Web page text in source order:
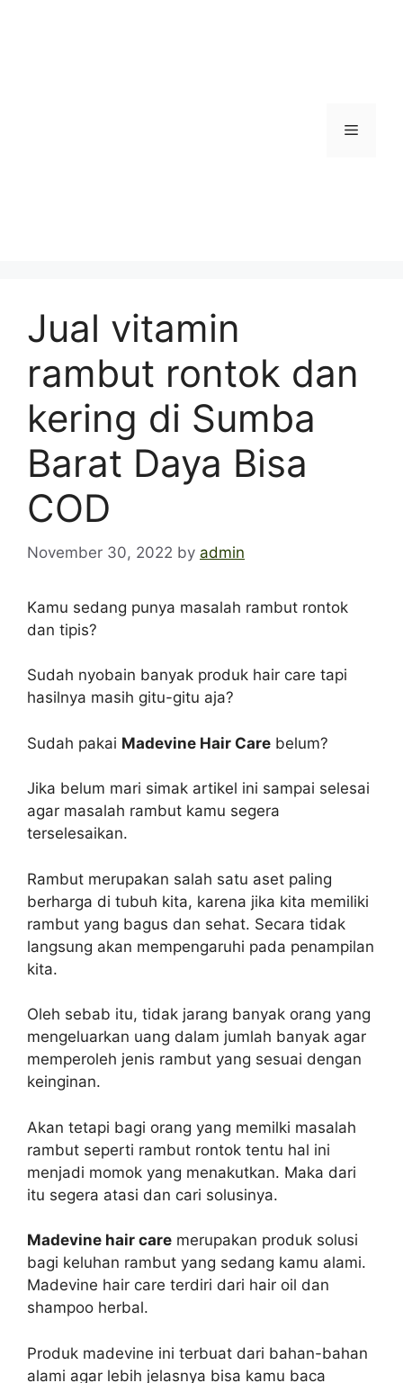
Menu
Jual vitamin
rambut rontok dan
kering di Sumba
Barat Daya Bisa
COD
November 30, 2022 by admin
Kamu sedang punya masalah rambut rontok
dan tipis?
Sudah nyobain banyak produk hair care tapi
hasilnya masih gitu-gitu aja?
Sudah pakai Madevine Hair Care belum?
Jika belum mari simak artikel ini sampai selesai
agar masalah rambut kamu segera
terselesaikan.
Rambut merupakan salah satu aset paling
berharga di tubuh kita, karena jika kita memiliki
rambut yang bagus dan sehat. Secara tidak
langsung akan mempengaruhi pada penampilan
kita.
Oleh sebab itu, tidak jarang banyak orang yang
mengeluarkan uang dalam jumlah banyak agar
memperoleh jenis rambut yang sesuai dengan
keinginan.
Akan tetapi bagi orang yang memilki masalah
rambut seperti rambut rontok tentu hal ini
menjadi momok yang menakutkan. Maka dari
itu segera atasi dan cari solusinya.
Madevine hair care merupakan produk solusi
bagi keluhan rambut yang sedang kamu alami.
Madevine hair care terdiri dari hair oil dan
shampoo herbal.
Produk madevine ini terbuat dari bahan-bahan
alami agar lebih jelasnya bisa kamu baca